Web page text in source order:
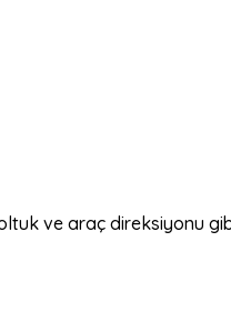
ve araç direksiyonu